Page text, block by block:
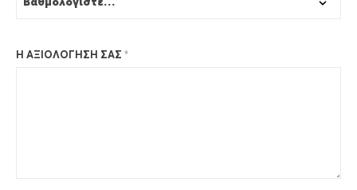
Η ΑΞΙΟΛΌΓΗΣΉ ΣΑΣ *